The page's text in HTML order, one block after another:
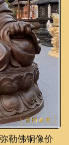
资讯
资质
鉴赏
我们
勒佛铜像价